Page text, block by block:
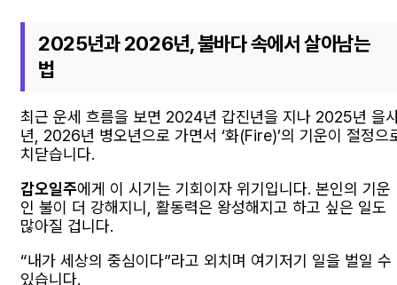
2025년과 2026년, 불바다 속에서 살아남는
법
최근 운세 흐름을 보면 2024년 갑진년을 지나 2025년 을
년, 2026년 병오년으로 가면서 ‘화(Fire)’의 기운이 절정으
치닫습니다.
갑오일주에게 이 시기는 기회이자 위기입니다. 본인의 기운
인 불이 더 강해지니, 활동력은 왕성해지고 하고 싶은 일도
많아질 겁니다.
“내가 세상의 중심이다”라고 외치며 여기저기 일을 벌일 수
있습니다.